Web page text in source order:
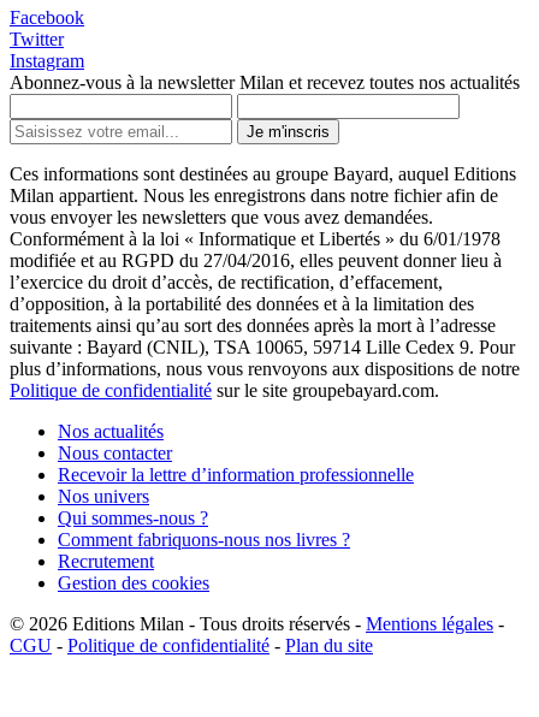
Facebook
Twitter
Instagram
Abonnez-vous à la newsletter Milan et recevez toutes nos actualités
Je m'inscris
Ces informations sont destinées au groupe Bayard, auquel Editions
Milan appartient. Nous les enregistrons dans notre fichier afin de
vous envoyer les newsletters que vous avez demandées.
Conformément à la loi « Informatique et Libertés » du 6/01/1978
modifiée et au RGPD du 27/04/2016, elles peuvent donner lieu à
l’exercice du droit d’accès, de rectification, d’effacement,
d’opposition, à la portabilité des données et à la limitation des
traitements ainsi qu’au sort des données après la mort à l’adresse
suivante : Bayard (CNIL), TSA 10065, 59714 Lille Cedex 9. Pour
plus d’informations, nous vous renvoyons aux dispositions de notre
Politique de confidentialité sur le site groupebayard.com.
Nos actualités
Nous contacter
Recevoir la lettre d’information professionnelle
Nos univers
Qui sommes-nous ?
Comment fabriquons-nous nos livres ?
Recrutement
Gestion des cookies
© 2026 Editions Milan - Tous droits réservés - Mentions légales -
CGU - Politique de confidentialité - Plan du site